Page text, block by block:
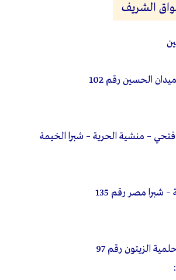
الشريف
الحسين رقم 102
– منشية الحرية – شبرا الخيمة
شبرا مصر رقم 135
الزيتون رقم 97